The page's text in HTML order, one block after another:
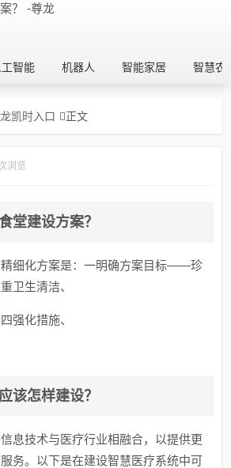
？ -尊龙
工智能 机器人 智能家居 智慧农
凯时入口 正文
浏览
堂建设方案？
精细化方案是：一明确方案目标――珍
卫生清洁、
强化措施、
该怎样建设？
息技术与医疗行业相融合，以提供更
务。以下是在建设智慧医疗系统中可